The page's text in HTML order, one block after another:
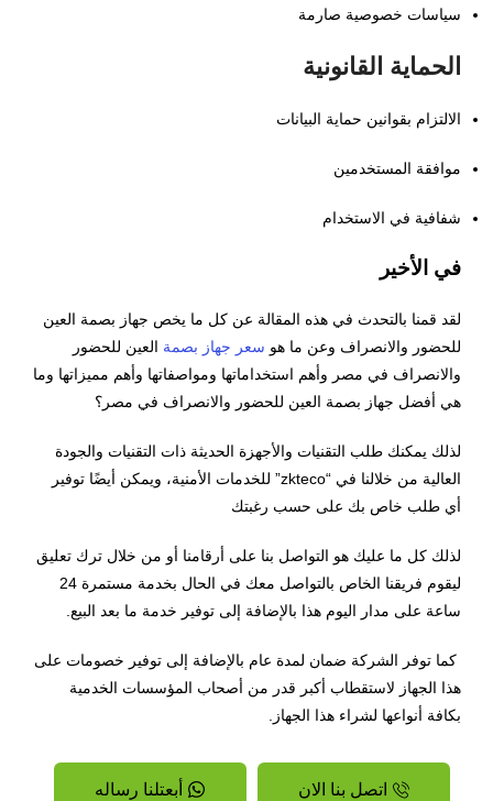
سياسات خصوصية صارمة
الحماية القانونية
الالتزام بقوانين حماية البيانات
موافقة المستخدمين
شفافية في الاستخدام
في الأخير
لقد قمنا بالتحدث في هذه المقالة عن كل ما يخص جهاز بصمة العين
للحضور والانصراف وعن ما هو سعر جهاز بصمة العين للحضور
والانصراف في مصر وأهم استخداماتها ومواصفاتها وأهم مميزاتها وما
هي أفضل جهاز بصمة العين للحضور والانصراف في مصر؟
لذلك يمكنك طلب التقنيات والأجهزة الحديثة ذات التقنيات والجودة
العالية من خلالنا في “zkteco” للخدمات الأمنية، ويمكن أيضًا توفير
أي طلب خاص بك على حسب رغبتك
لذلك كل ما عليك هو التواصل بنا على أرقامنا أو من خلال ترك تعليق
ليقوم فريقنا الخاص بالتواصل معك في الحال بخدمة مستمرة 24
ساعة على مدار اليوم هذا بالإضافة إلى توفير خدمة ما بعد البيع.
كما توفر الشركة ضمان لمدة عام بالإضافة إلى توفير خصومات على
هذا الجهاز لاستقطاب أكبر قدر من أصحاب المؤسسات الخدمية
بكافة أنواعها لشراء هذا الجهاز.
اتصل بنا الان أبعتلنا رساله